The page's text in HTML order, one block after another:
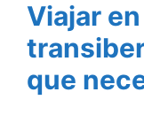
Viajar
que